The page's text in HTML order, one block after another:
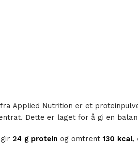
Applied Nutrition er et
Dette er laget for å gi en
24 g protein og omtrent 130 kcal,